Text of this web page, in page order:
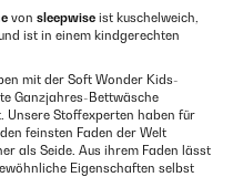
von sleepwise ist kuschelweich,
ist in einem kindgerechten
mit der Soft Wonder Kids-
Ganzjahres-Bettwäsche
Unsere Stoffexperten haben für
feinsten Faden der Welt
als Seide. Aus ihrem Faden lässt
Eigenschaften selbst